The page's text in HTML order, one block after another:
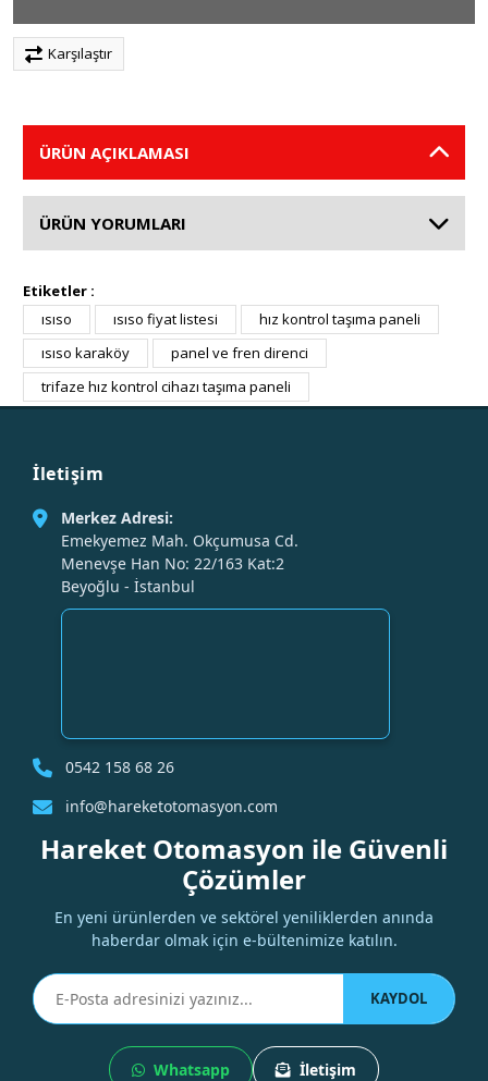
Karşılaştır
ÜRÜN AÇIKLAMASI
ÜRÜN YORUMLARI
Etiketler :
ısıso
ısıso fiyat listesi
hız kontrol taşıma paneli
ısıso karaköy
panel ve fren direnci
trifaze hız kontrol cihazı taşıma paneli
İletişim
Merkez Adresi:
Emekyemez Mah. Okçumusa Cd.
Menevşe Han No: 22/163 Kat:2
Beyoğlu - İstanbul
0542 158 68 26
info@hareketotomasyon.com
Hareket Otomasyon ile Güvenli
Çözümler
En yeni ürünlerden ve sektörel yeniliklerden anında
haberdar olmak için e-bültenimize katılın.
KAYDOL
Whatsapp İletişim